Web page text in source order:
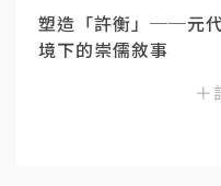
塑造「許衡」──元
境下的崇儒敘事
＋